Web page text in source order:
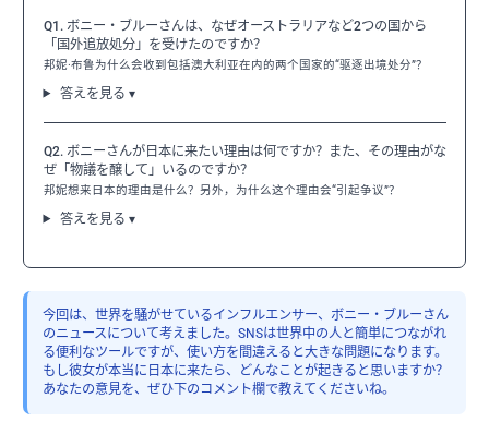
Q1. ボニー・ブルーさんは、なぜオーストラリアなど2つの国から
「国外追放処分」を受けたのですか？
邦妮·布鲁为什么会收到包括澳大利亚在内的两个国家的“驱逐出境处分”？
答えを見る ▾
Q2. ボニーさんが日本に来たい理由は何ですか？また、その理由がな
ぜ「物議を醸して」いるのですか？
邦妮想来日本的理由是什么？另外，为什么这个理由会“引起争议”？
答えを見る ▾
今回は、世界を騒がせているインフルエンサー、ボニー・ブルーさん
のニュースについて考えました。SNSは世界中の人と簡単につながれ
る便利なツールですが、使い方を間違えると大きな問題になります。
もし彼女が本当に日本に来たら、どんなことが起きると思いますか？
あなたの意見を、ぜひ下のコメント欄で教えてくださいね。